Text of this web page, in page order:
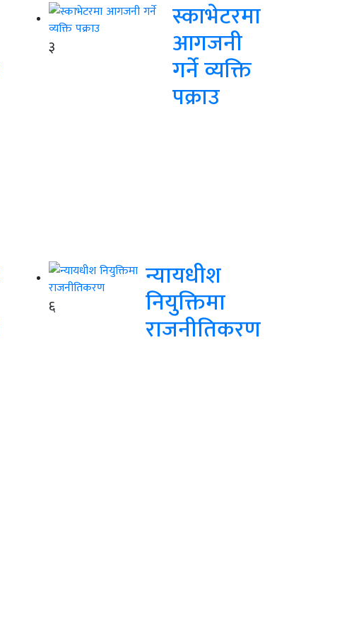
३
स्काभेटरमा
आगजनी
गर्ने व्यक्ति
पक्राउ
६
न्यायधीश
नियुक्तिमा
राजनीतिकरण